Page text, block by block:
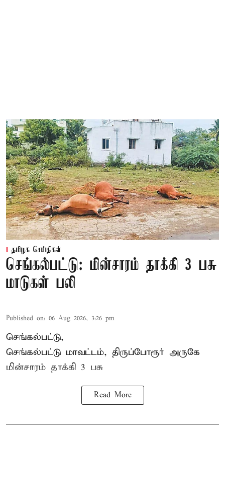
தமிழக செய்திகள்
செங்கல்பட்டு: மின்சாரம் தாக்கி 3 பசு
மாடுகள் பலி
Published on: 06 Aug 2026, 3:26 pm
செங்கல்பட்டு,
செங்கல்பட்டு மாவட்டம், திருப்போரூர் அருகே
மின்சாரம் தாக்கி 3 பசு
Read More